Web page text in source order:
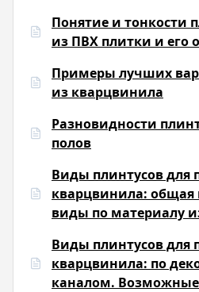
Понятие и тонкости
из ПВХ плитки и его
Примеры лучших
из кварцвинила
Разновидности
полов
Виды плинтусов для
кварцвинила: общая
виды по материалу
Виды плинтусов для
кварцвинила: по
каналом.